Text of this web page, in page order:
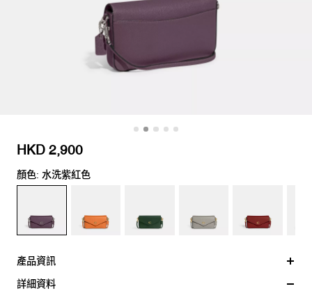
HKD 2,900
顏色: 水洗紫紅色
產品資訊
詳細資料